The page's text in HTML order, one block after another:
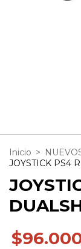
Inicio >
JOYSTICK PS4